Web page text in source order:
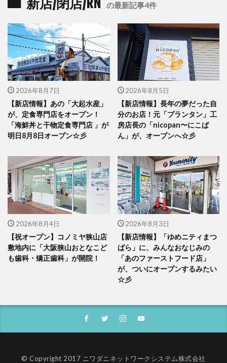
の最新記事4件
2026年8月7日
【新店情報】あの「大起水産」
が、定食専門店をオープン！
「海鮮丼と干物定食専門店 」が
明日8月8日オープン☆彡
2026年8月5日
【新店情報】長年の夢だった自
分のお店！元「プランタン」工
房店長の「nicopan〜にこぱ
ん」が、オープンへ☆彡
2026年8月4日
【祝オープン】コノミヤ狭山店
敷地内に「大阪狭山おとなこど
も歯科・矯正歯科」が開院！
2026年8月3日
【新店情報】「ゆめニティまつ
ばら」に、みんなおなじみの
「あのファーストフード店」
が、ついにオープンするみたい
☆彡
© Copyright 2017 ニワダニネットワークシステム株式会社